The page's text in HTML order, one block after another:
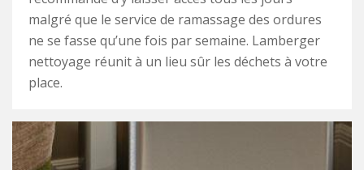
malgré que le service de ramassage des ordures
ne se fasse qu’une fois par semaine. Lamberger
nettoyage réunit à un lieu sûr les déchets à votre
place.